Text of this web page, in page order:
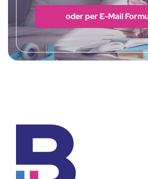
oder per E-Mail